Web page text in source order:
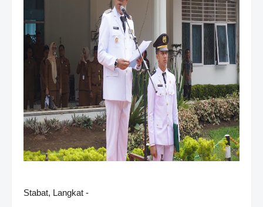
Stabat, Langkat -